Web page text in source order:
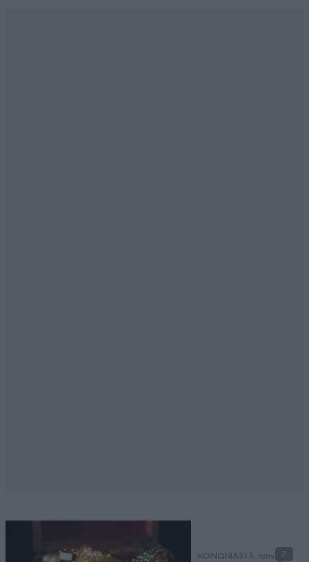
ΚΟΙΝΩΝΙΑ31 λ. πριν 2